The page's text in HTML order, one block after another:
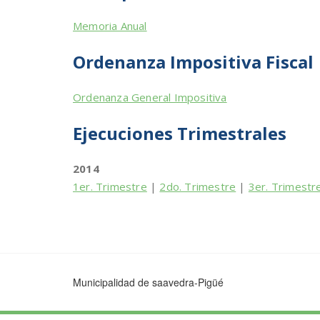
Memoria Anual
Ordenanza Impositiva Fiscal
Ordenanza General Impositiva
Ejecuciones Trimestrales
2014
1er. Trimestre | 2do. Trimestre | 3er.
Municipalidad de saavedra-Pigüé